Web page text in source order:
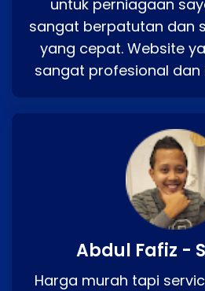
untuk perniagaan
sangat berpatutan dan
yang cepat. Website
sangat profesional dan
Abdul Fafiz -
Harga murah tapi